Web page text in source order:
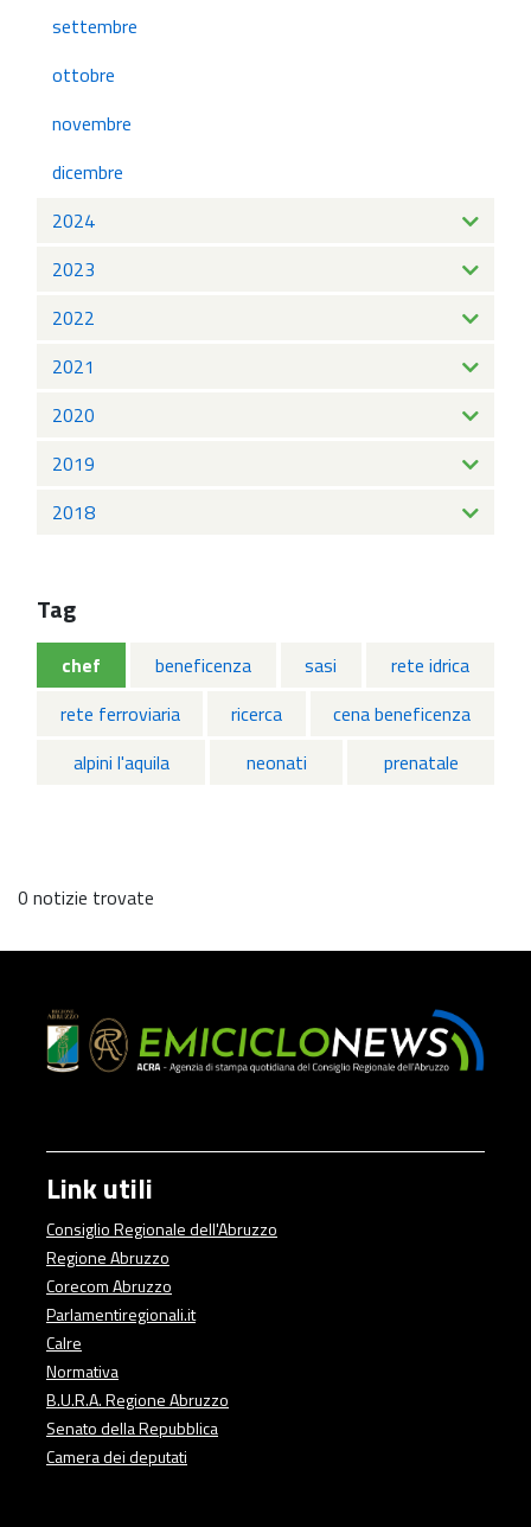
settembre
ottobre
novembre
dicembre
2024
2023
2022
2021
2020
2019
2018
Tag
chef beneficenza sasi
rete idrica
rete ferroviaria
ricerca
cena beneficenza
alpini l'aquila
neonati prenatale
0 notizie trovate
Link utili
Consiglio Regionale dell'Abruzzo
Regione Abruzzo
Corecom Abruzzo
Parlamentiregionali.it
Calre
Normativa
B.U.R.A. Regione Abruzzo
Senato della Repubblica
Camera dei deputati